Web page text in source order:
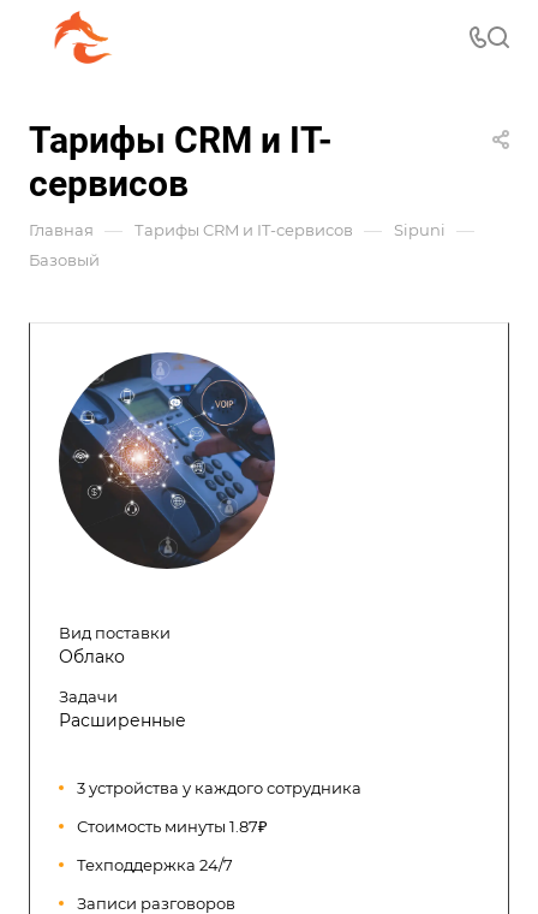
Тарифы CRM и IT-
сервисов
Главная — Тарифы CRM и IT-сервисов — Sipuni —
Базовый
Вид поставки
Облако
Задачи
Расширенные
3 устройства у каждого сотрудника
Стоимость минуты 1.87₽
Техподдержка 24/7
Записи разговоров